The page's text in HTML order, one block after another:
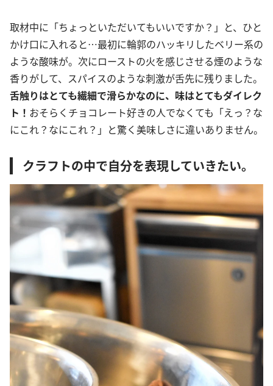
取材中に「ちょっといただいてもいいですか？」と、ひと
かけ口に入れると…最初に輪郭のハッキリしたベリー系の
ような酸味が。次にローストの火を感じさせる煙のような
香りがして、スパイスのような刺激が舌先に残りました。
舌触りはとても繊細で滑らかなのに、味はとてもダイレク
ト！ おそらくチョコレート好きの人でなくても「えっ？な
にこれ？なにこれ？」と驚く美味しさに違いありません。
クラフトの中で自分を表現していきたい。